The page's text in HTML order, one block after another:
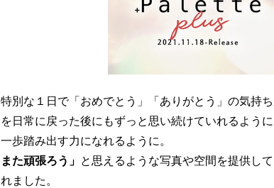
別な１日で「おめでとう」「ありがとう」の気持ち
日常に戻った後にもずっと思い続けていれるように
歩踏み出す力になれるように。
た頑張ろう」 と思えるような写真や空間を提供し
ました。